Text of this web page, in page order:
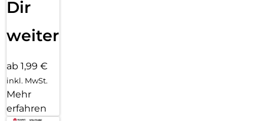
Dir
weiter
ab 1,99 €
inkl. MwSt.
Mehr
erfahren